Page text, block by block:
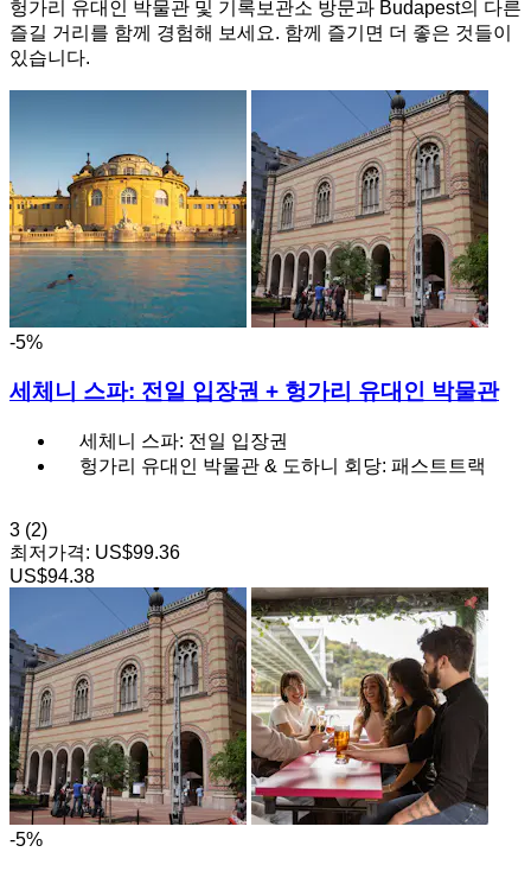
헝가리 유대인 박물관 및 기록보관소 방문과 Budapest의 다른
즐길 거리를 함께 경험해 보세요. 함께 즐기면 더 좋은 것들이
있습니다.
-5%
세체니 스파: 전일 입장권 + 헝가리 유대인 박물관
세체니 스파: 전일 입장권
헝가리 유대인 박물관 & 도하니 회당: 패스트트랙
3 (2)
최저가격: US$99.36
US$94.38
-5%